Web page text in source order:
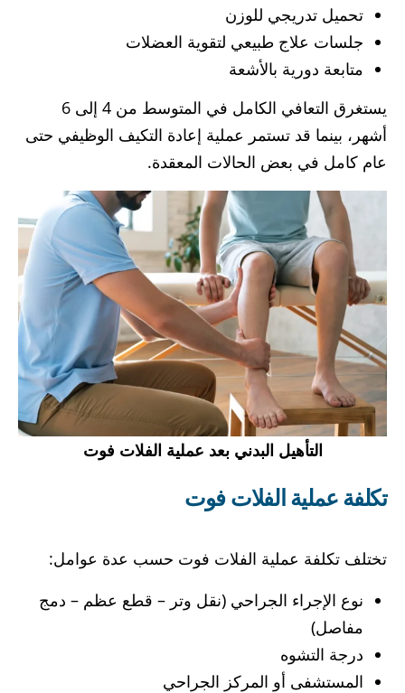
تحميل تدريجي للوزن
جلسات علاج طبيعي لتقوية العضلات
متابعة دورية بالأشعة
يستغرق التعافي الكامل في المتوسط من 4 إلى 6
أشهر، بينما قد تستمر عملية إعادة التكيف الوظيفي حتى
عام كامل في بعض الحالات المعقدة.
التأهيل البدني بعد عملية الفلات فوت
تكلفة عملية الفلات فوت
تختلف تكلفة عملية الفلات فوت حسب عدة عوامل:
نوع الإجراء الجراحي (نقل وتر – قطع عظم – دمج
مفاصل)
درجة التشوه
المستشفى أو المركز الجراحي